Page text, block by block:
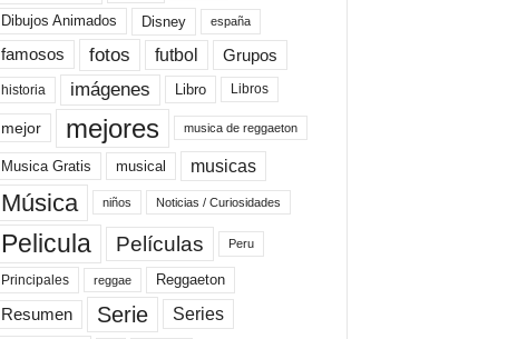
Dibujos Animados Disney españa
famosos fotos futbol Grupos
historia imágenes Libro Libros
mejor mejores musica de reggaeton
Musica Gratis musical musicas
Música niños Noticias / Curiosidades
Pelicula Películas Peru
Principales reggae Reggaeton
Resumen Serie Series